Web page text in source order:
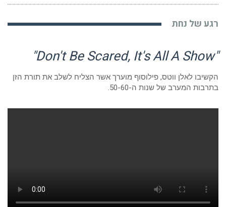
של נחת
לאלן ווטס, פילוסוף מוערך אשר הצליח לשלב את תורת הזן
המערב של שנות ה-50-60.